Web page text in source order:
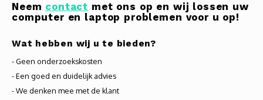
Neem contact met ons op en wij lossen uw
computer en laptop problemen voor u op!
Wat hebben wij u te bieden?
- Geen onderzoekskosten
- Een goed en duidelijk advies
- We denken mee met de klant